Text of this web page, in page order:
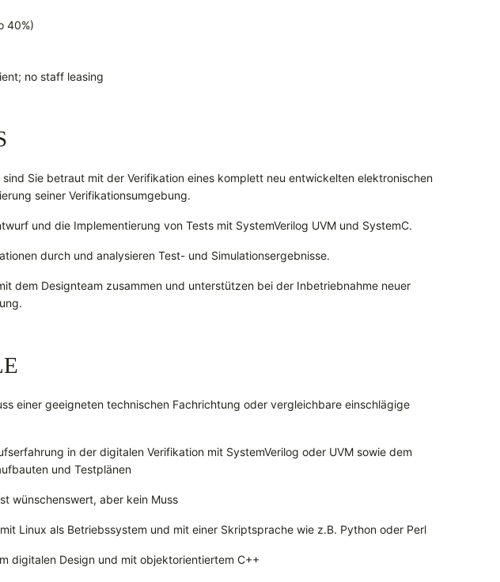
40%)
no staff leasing
sind Sie betraut mit der Verifikation eines komplett neu entwickelten elektronischen
seiner Verifikationsumgebung.
und die Implementierung von Tests mit SystemVerilog UVM und SystemC.
durch und analysieren Test- und Simulationsergebnisse.
dem Designteam zusammen und unterstützen bei der Inbetriebnahme neuer
einer geeigneten technischen Fachrichtung oder vergleichbare einschlägige
in der digitalen Verifikation mit SystemVerilog oder UVM sowie dem
und Testplänen
wünschenswert, aber kein Muss
Linux als Betriebssystem und mit einer Skriptsprache wie z.B. Python oder Perl
digitalen Design und mit objektorientiertem C++